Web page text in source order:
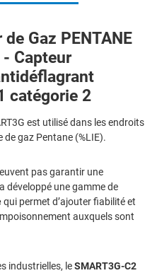
Gaz PENTANE
Capteur
catégorie 2
est utilisé dans les endroits
gaz Pentane (%LIE).
pas garantir une
développé une gamme de
qui permet d’ajouter fiabilité et
auxquels sont
industrielles, leSMART3G-C2